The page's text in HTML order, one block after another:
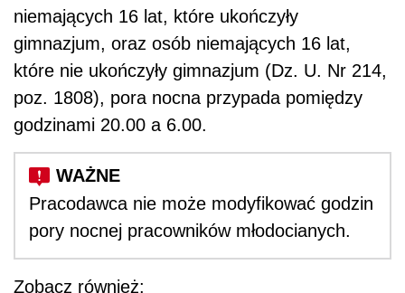
niemających 16 lat, które ukończyły
gimnazjum, oraz osób niemających 16 lat,
które nie ukończyły gimnazjum (Dz. U. Nr 214,
poz. 1808), pora nocna przypada pomiędzy
godzinami 20.00 a 6.00.
Pracodawca nie może modyfikować godzin
pory nocnej pracowników młodocianych.
Zobacz również: